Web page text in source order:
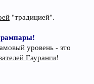
"традицией".
уровень - это
Гауранги!